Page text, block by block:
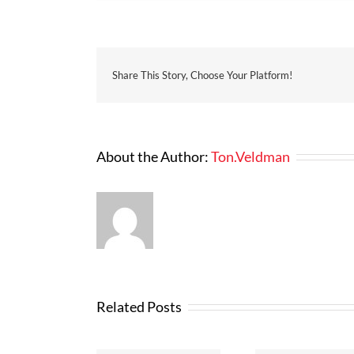
Share This Story, Choose Your Platform!
About the Author:Ton.Veldman
Related Posts